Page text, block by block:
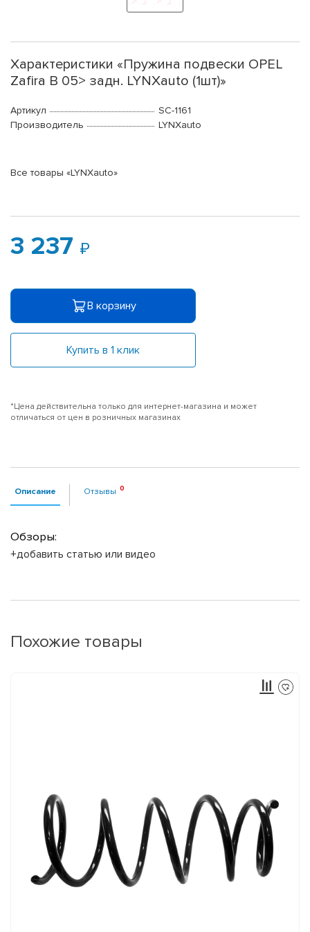
Характеристики «Пружина подвески OPEL
Zafira B 05> задн. LYNXauto (1шт)»
Артикул
SC-1161
Производитель
LYNXauto
Все товары «LYNXauto»
3 237
В корзину
Купить в 1 клик
*Цена действительна только для интернет-магазина и может
отличаться от цен в розничных магазинах
Описание Отзывы
Обзоры:
+добавить статью или видео
Похожие товары